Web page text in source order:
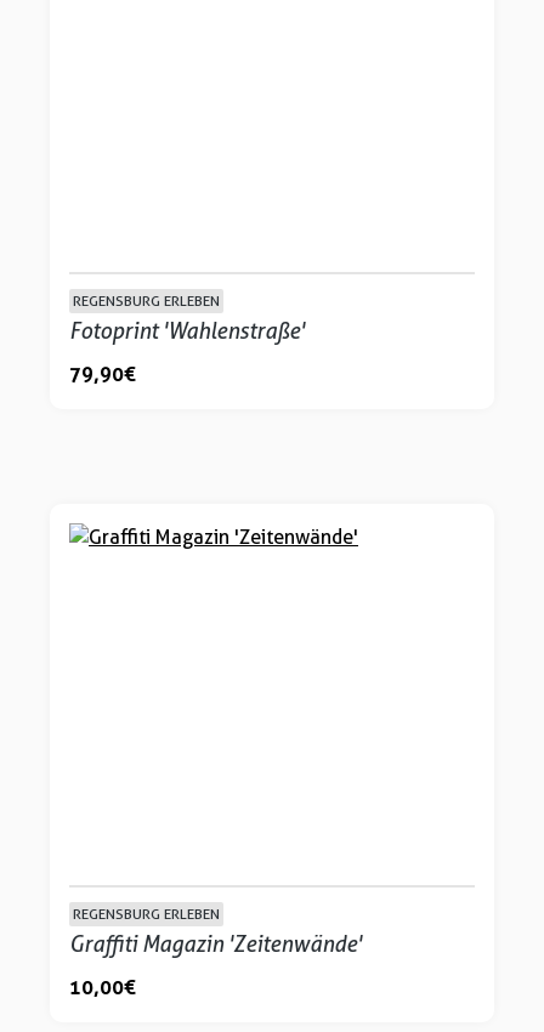
REGENSBURG ERLEBEN
Fotoprint 'Wahlenstraße'
79,90 €
REGENSBURG ERLEBEN
Graffiti Magazin 'Zeitenwände'
10,00 €